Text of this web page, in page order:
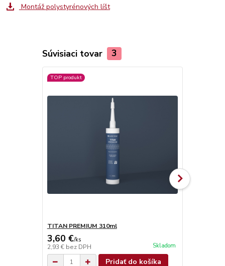
Montáž polystyrénových líšt
Súvisiaci tovar 3
TOP produkt
TITAN PREMIUM 310ml
3,60 €/ks
2,93 € bez DPH Skladom
Pridať do košíka